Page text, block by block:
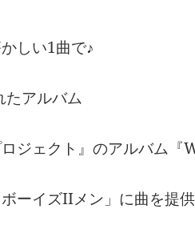
しい1曲で♪
たアルバム
ジェクト』のアルバム『
ーイズIIメン」に曲を提